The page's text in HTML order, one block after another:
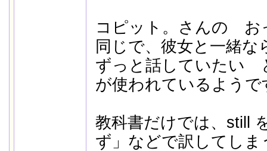
コピット。さんの お
同じで、彼女と一緒な
ずっと話していたい
が使われているようで
教科書だけでは、still
ず」などで訳してし